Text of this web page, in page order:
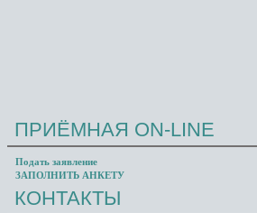
Проезд:
вагон из центра), далее авт. № 715 до ост.
ПРИЁМНАЯ ON-LINE
Подать заявление
ЗАПОЛНИТЬ АНКЕТУ
КОНТАКТЫ